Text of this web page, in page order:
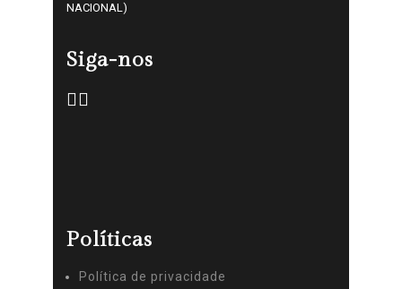
NACIONAL)
Siga-nos
Políticas
Política de privacidade